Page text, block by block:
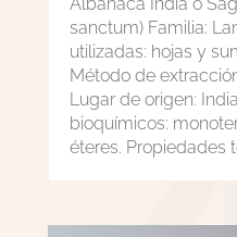
Albahaca India o
sanctum) Familia:
utilizadas: hojas y
Método de
Lugar de origen:
bioquímicos:
éteres. Propiedades